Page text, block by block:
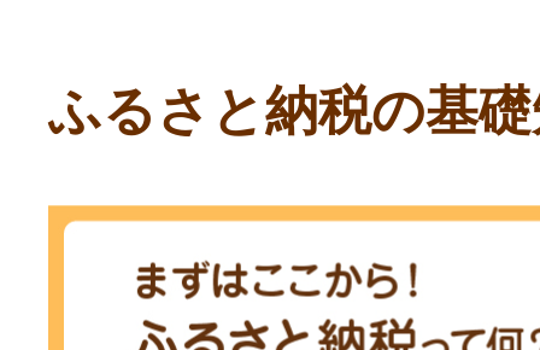
ふるさと納税の基